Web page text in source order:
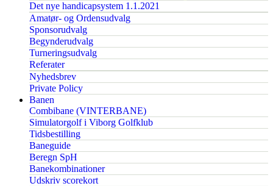
Det nye handicapsystem 1.1.2021
Amatør- og Ordensudvalg
Sponsorudvalg
Begynderudvalg
Turneringsudvalg
Referater
Nyhedsbrev
Private Policy
Banen
Combibane (VINTERBANE)
Simulatorgolf i Viborg Golfklub
Tidsbestilling
Baneguide
Beregn SpH
Banekombinationer
Udskriv scorekort